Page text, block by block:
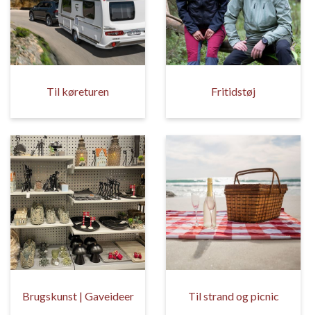
Til køreturen Fritidstøj
Brugskunst | Gaveideer Til strand og picnic